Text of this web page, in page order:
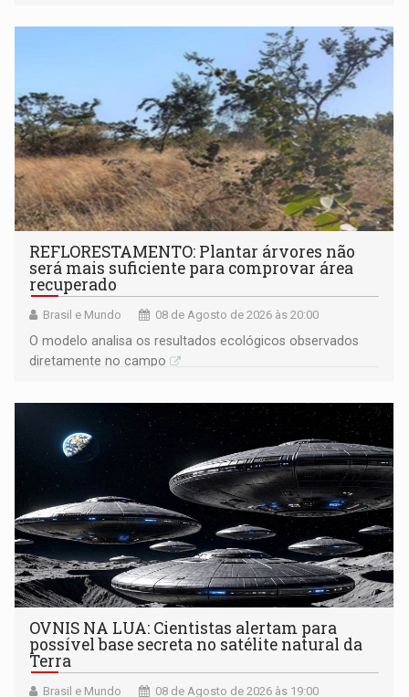
REFLORESTAMENTO: Plantar árvores não
será mais suficiente para comprovar área
recuperado
Brasil e Mundo 08 de Agosto de 2026 às 20:00
O modelo analisa os resultados ecológicos observados
diretamente no campo
OVNIS NA LUA: Cientistas alertam para
possível base secreta no satélite natural da
Terra
Brasil e Mundo 08 de Agosto de 2026 às 19:00